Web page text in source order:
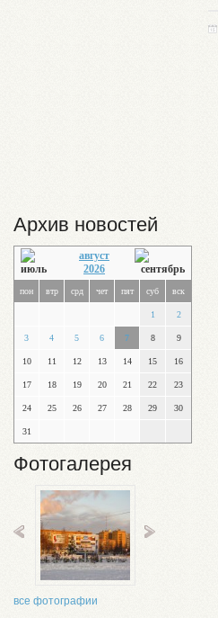
Архив новостей
август
2026
пон втр срд чет пят суб вск
1 2
3 4 5 6 7 8 9
10 11 12 13 14 15 16
17 18 19 20 21 22 23
24 25 26 27 28 29 30
31
Фотогалерея
все фотографии